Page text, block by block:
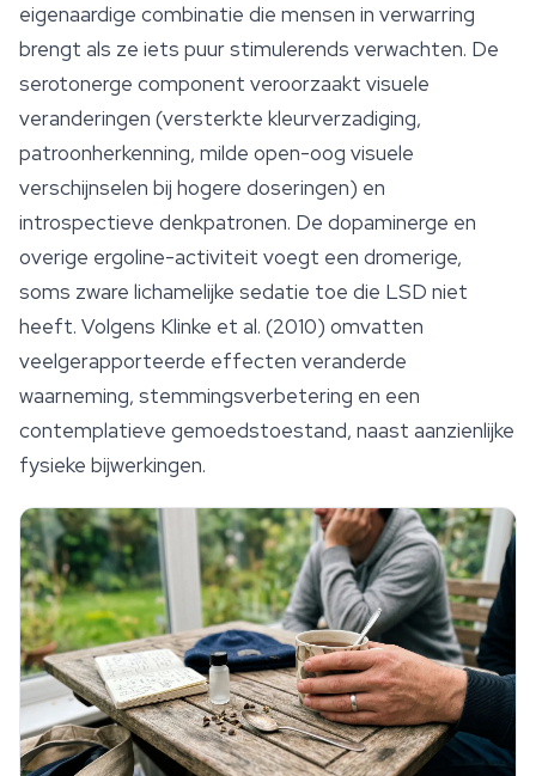
eigenaardige combinatie die mensen in verwarring
brengt als ze iets puur stimulerends verwachten. De
serotonerge component veroorzaakt visuele
veranderingen (versterkte kleurverzadiging,
patroonherkenning, milde open-oog visuele
verschijnselen bij hogere doseringen) en
introspectieve denkpatronen. De dopaminerge en
overige ergoline-activiteit voegt een dromerige,
soms zware lichamelijke sedatie toe die LSD niet
heeft. Volgens Klinke et al. (2010) omvatten
veelgerapporteerde effecten veranderde
waarneming, stemmingsverbetering en een
contemplatieve gemoedstoestand, naast aanzienlijke
fysieke bijwerkingen.